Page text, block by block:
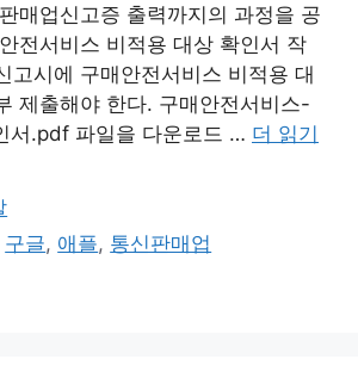
매업신고증 출력까지의 과정을 공
전서비스 비적용 대상 확인서 작
고시에 구매안전서비스 비적용 대
제출해야 한다. 구매안전서비스-
서.pdf 파일을 다운로드 … 더 읽기
구글, 애플, 통신판매업